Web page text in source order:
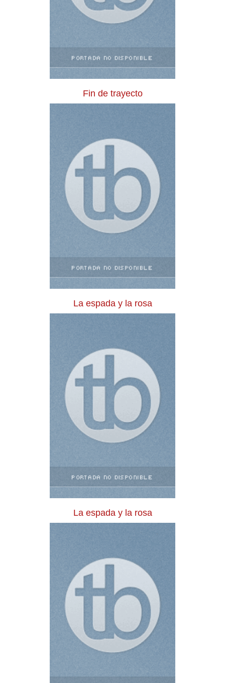
Fin de trayecto
La espada y la rosa
La espada y la rosa